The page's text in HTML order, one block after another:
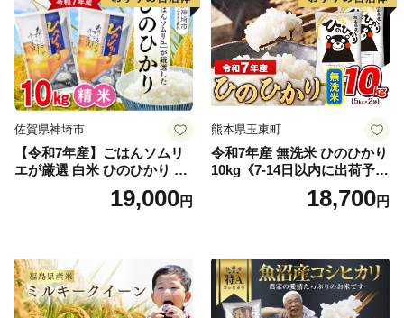
佐賀県神埼市
【令和7年産】ごはんソムリ
エが厳選 白米 ひのひかり 10
米 10kg 5kg×2 ひのひかり ブ
19,000円
熊本県玉東町
令和7年産 無洗米 ひのひかり
10kg《7-14日以内に出荷予定
(土日祝除く)》コメ 米 無洗米
令和7年産 高レビュー｜人気
18,700円